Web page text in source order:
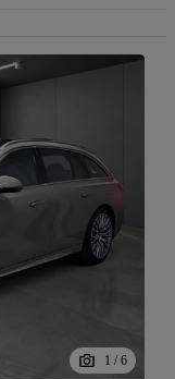
1 / 6